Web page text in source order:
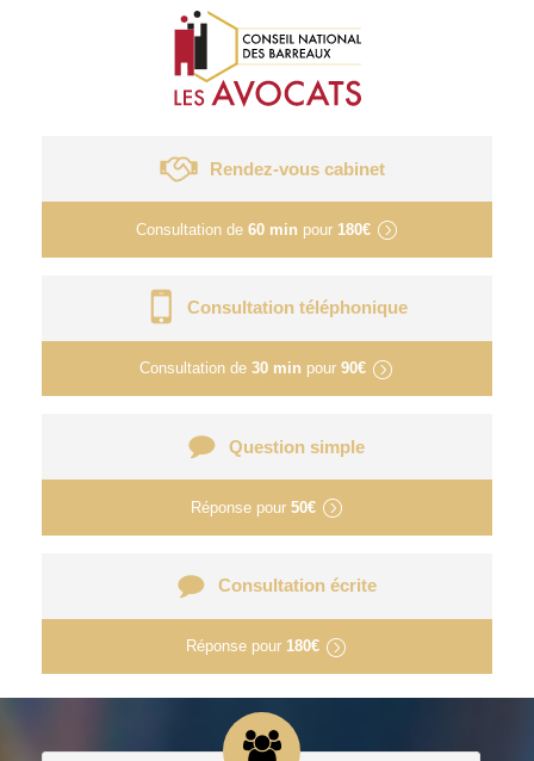
Rendez-vous cabinet
Consultation de 60 min pour 180€
Consultation téléphonique
Consultation de 30 min pour 90€
Question simple
Réponse pour 50€
Consultation écrite
Réponse pour 180€